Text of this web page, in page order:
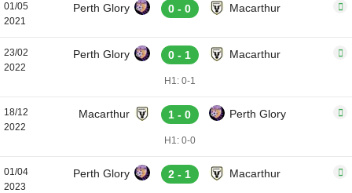
01/05
2021
Perth Glory 0 - 0 Macarthur
23/02
2022
Perth Glory 0 - 1 Macarthur
H1: 0-1
18/12
2022
Macarthur 1 - 0 Perth Glory
H1: 0-0
01/04
2023
Perth Glory 2 - 1 Macarthur